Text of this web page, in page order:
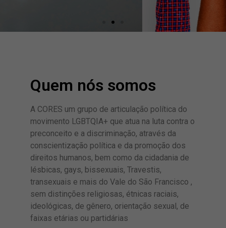
Quem nós somos
A CORES um grupo de articulação política do
movimento LGBTQIA+ que atua na luta contra o
preconceito e a discriminação, através da
conscientização política e da promoção dos
direitos humanos, bem como da cidadania de
lésbicas, gays, bissexuais, Travestis,
transexuais e mais do Vale do São Francisco ,
sem distinções religiosas, étnicas raciais,
ideológicas, de gênero, orientação sexual, de
faixas etárias ou partidárias